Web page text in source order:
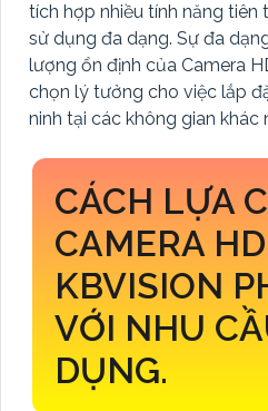
tích hợp nhiều tính năng tiên
sử dụng đa dạng. Sự đa
lượng ổn định của Camera
chọn lý tưởng cho việc lắp
ninh tại các không gian khác
CÁCH LỰA
CAMERA HD
KBVISION
VỚI NHU
DỤNG.